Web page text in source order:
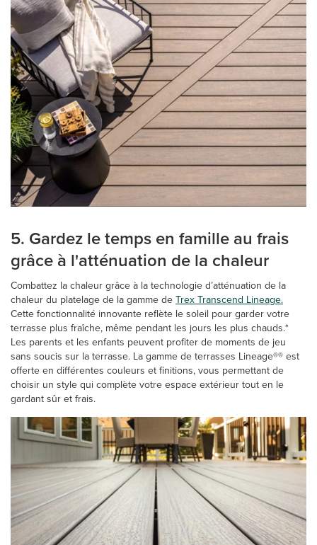
5. Gardez le temps en famille au frais
grâce à l'atténuation de la chaleur
Combattez la chaleur grâce à la technologie d’atténuation de la
chaleur du platelage de la gamme deTrex Transcend Lineage.
Cette fonctionnalité innovante reflète le soleil pour garder votre
terrasse plus fraîche, même pendant les jours les plus chauds.*
Les parents et les enfants peuvent profiter de moments de jeu
sans soucis sur la terrasse. La gamme de terrasses Lineage®® est
offerte en différentes couleurs et finitions, vous permettant de
choisir un style qui complète votre espace extérieur tout en le
gardant sûr et frais.